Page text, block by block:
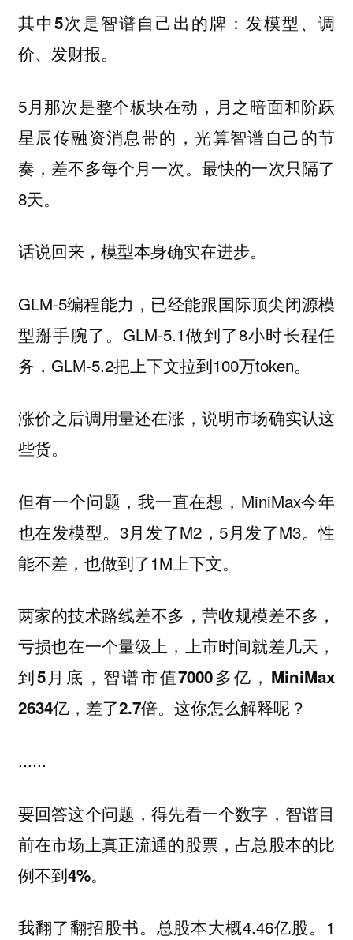
其中5次是智谱自己出的牌：发模型、调
价、发财报。
5月那次是整个板块在动，月之暗面和阶跃
星辰传融资消息带的，光算智谱自己的节
奏，差不多每个月一次。最快的一次只隔了
8天。
话说回来，模型本身确实在进步。
GLM-5编程能力，已经能跟国际顶尖闭源模
型掰手腕了。GLM-5.1做到了8小时长程任
务，GLM-5.2把上下文拉到100万token。
涨价之后调用量还在涨，说明市场确实认这
些货。
但有一个问题，我一直在想，MiniMax今年
也在发模型。3月发了M2，5月发了M3。性
能不差，也做到了1M上下文。
两家的技术路线差不多，营收规模差不多，
亏损也在一个量级上，上市时间就差几天，
到5月底，智谱市值7000多亿，MiniMax
2634亿，差了2.7倍。 这你怎么解释呢？
......
要回答这个问题，得先看一个数字，智谱目
前在市场上真正流通的股票，占总股本的比
例不到4%。
我翻了翻招股书。总股本大概4.46亿股。1